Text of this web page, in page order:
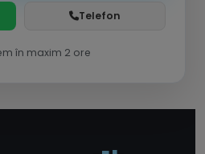
Telefon
în maxim 2 ore